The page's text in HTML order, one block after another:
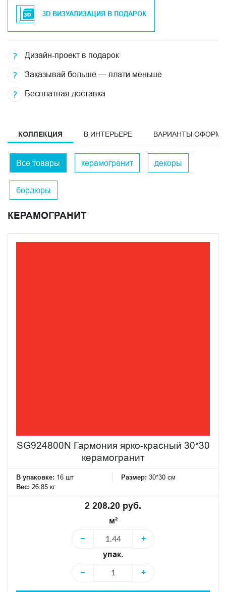
3D ВИЗУАЛИЗАЦИЯ В ПОДАРОК
Дизайн-проект в подарок
Заказывай больше — плати меньше
Бесплатная доставка
КОЛЛЕКЦИЯ В ИНТЕРЬЕРЕ ВАРИАНТЫ
Все товары керамогранит декоры
бордюры
КЕРАМОГРАНИТ
SG924800N Гармония ярко-красный 30*30
керамогранит
В упаковке: 16 шт Размер: 30*30 см
Вес: 26.85 кг
2 208.20 руб.
м²
−
+
упак.
−
+